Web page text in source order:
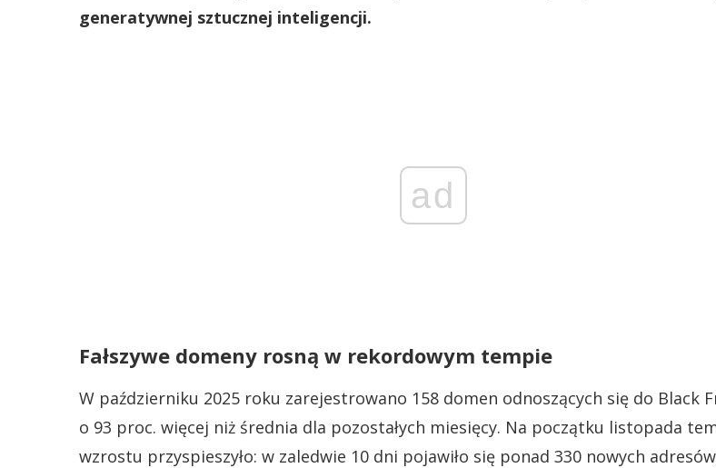
generatywnej sztucznej inteligencji.
ad
Fałszywe domeny rosną w rekordowym tempie
W październiku 2025 roku zarejestrowano 158 domen odnoszących się do Black
o 93 proc. więcej niż średnia dla pozostałych miesięcy. Na początku listopada
wzrostu przyspieszyło: w zaledwie 10 dni pojawiło się ponad 330 nowych